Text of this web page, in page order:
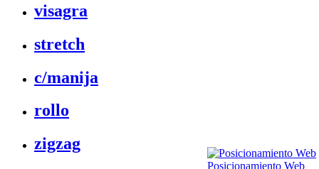
visagra
stretch
c/manija
rollo
zigzag
Posicionamiento Web